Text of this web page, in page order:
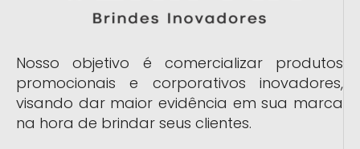
Nosso objetivo é comercializar produtos
promocionais e corporativos inovadores,
visando dar maior evidência em sua marca
na hora de brindar seus clientes.